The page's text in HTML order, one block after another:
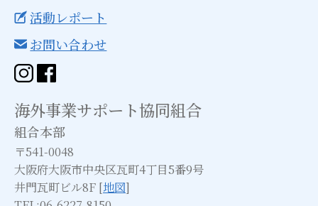
活動レポート
お問い合わせ
海外事業サポート協同組合
組合本部
〒541-0048
大阪府大阪市中央区瓦町4丁目5番9号
井門瓦町ビル8F [地図]